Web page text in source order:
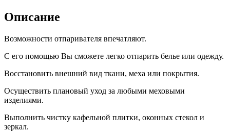
Описание
Возможности отпаривателя впечатляют.
С его помощью Вы сможете легко отпарить белье или одежду.
Восстановить внешний вид ткани, меха или покрытия.
Осуществить плановый уход за любыми меховыми
изделиями.
Выполнить чистку кафельной плитки, оконных стекол и
зеркал.